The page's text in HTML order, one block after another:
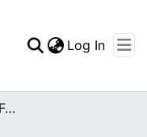
Log In
Archivo del Patrimonio Fotográfico y Fílmico del Valle del Cauca